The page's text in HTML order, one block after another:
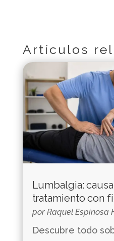
Artículos
Lumbalgia:
tratamiento con
por Raquel Espinosa
Descubre todo